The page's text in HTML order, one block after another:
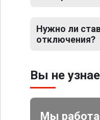
Нужно ли
отключения?
Вы не
Мы